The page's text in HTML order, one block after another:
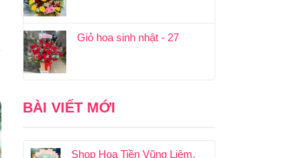
Giỏ hoa sinh nhật - 27
BÀI VIẾT MỚI
Shop Hoa Tiền Vũng Liêm,